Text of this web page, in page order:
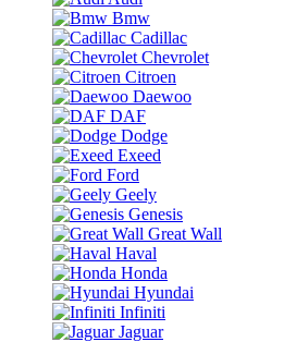
Bmw
Cadillac
Chevrolet
Citroen
Daewoo
DAF
Dodge
Exeed
Ford
Geely
Genesis
Great Wall
Haval
Honda
Hyundai
Infiniti
Jaguar